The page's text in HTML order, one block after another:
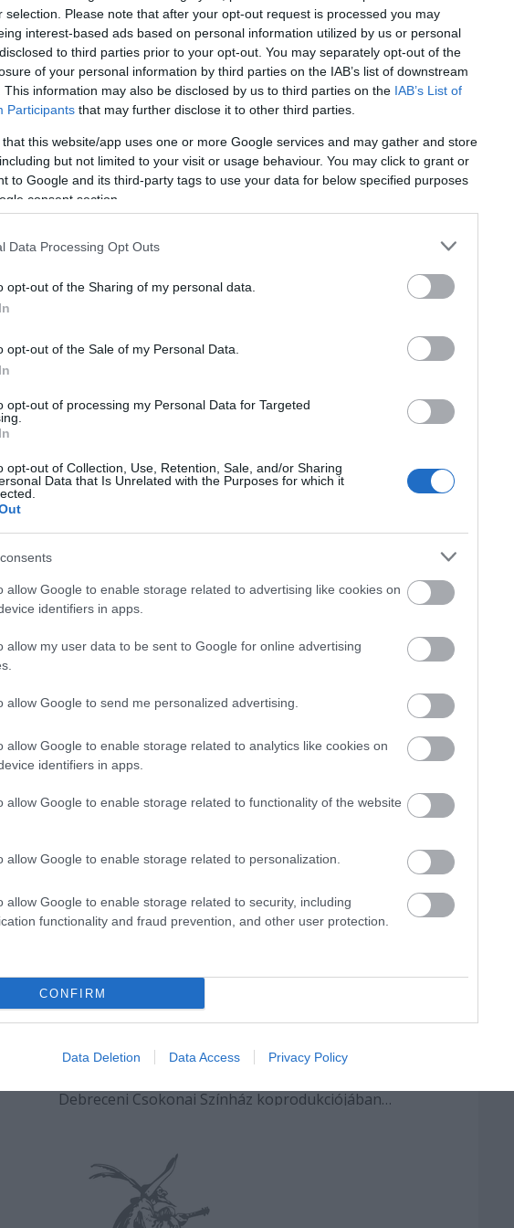
selection. Please note that after your opt-out request is processed you may
interest-based ads based on personal information utilized by us or personal
to third parties prior to your opt-out. You may separately opt-out of the
of your personal information by third parties on the IAB’s list of downstream
This information may also be disclosed by us to third parties on the IAB’s List of
Participants that may further disclose it to other third parties.
that this website/app uses one or more Google services and may gather and store
but not limited to your visit or usage behaviour. You may click to grant or
to Google and its third-party tags to use your data for below specified purposes
consent section.
Data Processing Opt Outs
opt-out of the Sharing of my personal data.
opt-out of the Sale of my Personal Data.
opt-out of processing my Personal Data for Targeted
opt-out of Collection, Use, Retention, Sale, and/or Sharing
Data that Is Unrelated with the Purposes for which it
allow Google to enable storage related to advertising like cookies on
identifiers in apps.
allow my user data to be sent to Google for online advertising
allow Google to send me personalized advertising.
allow Google to enable storage related to analytics like cookies on
identifiers in apps.
allow Google to enable storage related to functionality of the website
allow Google to enable storage related to personalization.
allow Google to enable storage related to security, including
functionality and fraud prevention, and other user protection.
CONFIRM
Data Deletion Data Access Privacy Policy
2007. január 26-án, pénteken az Örkény Színházban
Nyikolaj Koljada: Szibéria Transz címû elõadás után
közönségtalálkozót tartunk, ahol feltehetik
kérdéseiket, elmondhatják véleményüket,
észrevételüket a darabbal kapcsolatban Guelmino
Kerekes Évának,…
A MAGYARKANIZSAI MŰVÉSZETEK HÁZA FEBRUÁRI
Általános Iskola dísztermébena Fény civil szervezet
szervezésében ELŐADÁS AZ EGYHÁZI ZENÉRŐLElőadó:
február 2., péntek, nagyszínpad 19,00 h a Cnesa OMI…
2007. február 3. és március 4. között a brit kultúra uralja
a Trafó színpadát és Budapest különbözõ épületeit-
tereit: indul a British Councillal közösen szervezett
Nagy Britmánia SUPERNOW! A tavalyi, közel fél éven
érdeklõdésre számíthatnak…
Fortedanse: &Echo
Alternatív Thália Project 2007. január 24-én este 7
Debreceni Csokonai Színház koprodukciójában